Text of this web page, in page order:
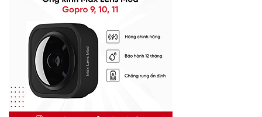
Vỏ Chống Nước Cho Máy Gopro Hero 9 Black, OEM
tiki.vn